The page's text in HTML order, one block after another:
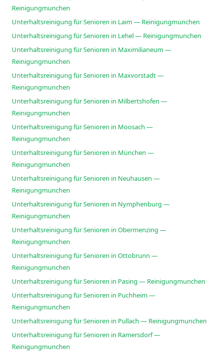
Reinigungmunchen
Unterhaltsreinigung für Senioren in Laim — Reinigungmunchen
Unterhaltsreinigung für Senioren in Lehel — Reinigungmunchen
Unterhaltsreinigung für Senioren in Maximilianeum —
Reinigungmunchen
Unterhaltsreinigung für Senioren in Maxvorstadt —
Reinigungmunchen
Unterhaltsreinigung für Senioren in Milbertshofen —
Reinigungmunchen
Unterhaltsreinigung für Senioren in Moosach —
Reinigungmunchen
Unterhaltsreinigung für Senioren in München —
Reinigungmunchen
Unterhaltsreinigung für Senioren in Neuhausen —
Reinigungmunchen
Unterhaltsreinigung für Senioren in Nymphenburg —
Reinigungmunchen
Unterhaltsreinigung für Senioren in Obermenzing —
Reinigungmunchen
Unterhaltsreinigung für Senioren in Ottobrunn —
Reinigungmunchen
Unterhaltsreinigung für Senioren in Pasing — Reinigungmunchen
Unterhaltsreinigung für Senioren in Puchheim —
Reinigungmunchen
Unterhaltsreinigung für Senioren in Pullach — Reinigungmunchen
Unterhaltsreinigung für Senioren in Ramersdorf —
Reinigungmunchen